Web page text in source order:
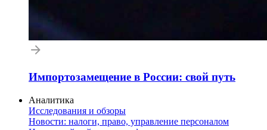
Импортозамещение в России: свой путь
Аналитика
Исследования и обзоры
Новости: налоги, право, управление персоналом